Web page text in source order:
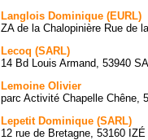
Langlois Dominique (EURL)
ZA de la Chalopinière Rue de
Lecoq (SARL)
14 Bd Louis Armand, 53940
Lemoine Olivier
parc Activité Chapelle Chêne,
Lepetit Dominique (SARL)
12 rue de Bretagne, 53160 IZÉ